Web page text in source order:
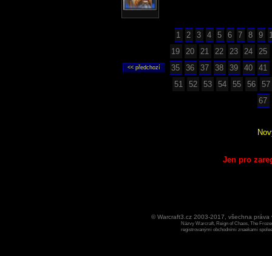
1 2 3 4 5 6 7 8 9
19
20 21 22 23 24
25
35
36 37 38 39 40
41
51
52 53 54 55 56
57
67
Jen pro
© Warcraft3.cz 2003-2017, všechna
Názvy Warcraft, Reign of Chaos, The
registrovanými obchodními znaekami